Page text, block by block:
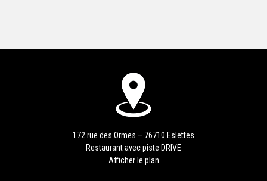
172 rue des Ormes – 76710 Eslettes
Restaurant avec piste DRIVE
Afficher le plan